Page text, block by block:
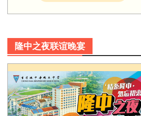
隆中之夜联谊晚宴